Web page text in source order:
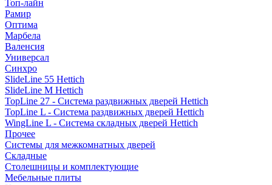
Топ-лайн
Рамир
Оптима
Марбела
Валенсия
Универсал
Синхро
SlideLine 55 Hettich
SlideLine M Hettich
TopLine 27 - Система раздвижных дверей Hettich
TopLine L - Система раздвижных дверей Hettich
WingLine L - Система складных дверей Hettich
Прочее
Системы для межкомнатных дверей
Складные
Столешницы и комплектующие
Мебельные плиты